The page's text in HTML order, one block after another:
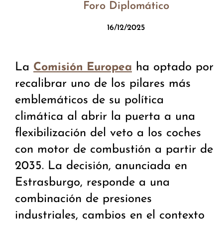
Foro Diplomático
16/12/2025
La Comisión Europea ha optado por
recalibrar uno de los pilares más
emblemáticos de su política
climática al abrir la puerta a una
flexibilización del veto a los coches
con motor de combustión a partir de
2035. La decisión, anunciada en
Estrasburgo, responde a una
combinación de presiones
industriales, cambios en el contexto